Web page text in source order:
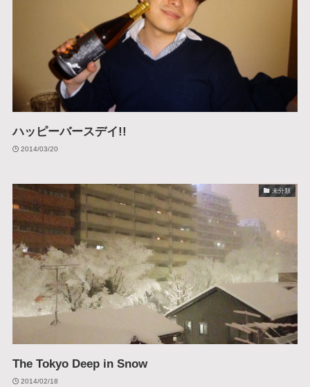
ハッピーバースデイ!!
2014/03/20
未分類
The Tokyo Deep in Snow
2014/02/18